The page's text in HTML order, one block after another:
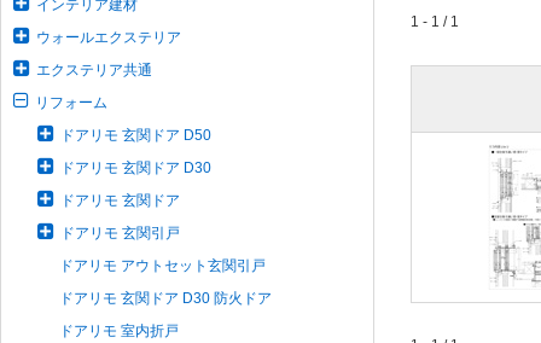
インテリア建材
ウォールエクステリア
エクステリア共通
リフォーム
ドアリモ 玄関ドア D50
ドアリモ 玄関ドア D30
ドアリモ 玄関ドア
ドアリモ 玄関引戸
ドアリモ アウトセット玄関引戸
ドアリモ 玄関ドア D30 防火ドア
ドアリモ 室内折戸
1 - 1 / 1